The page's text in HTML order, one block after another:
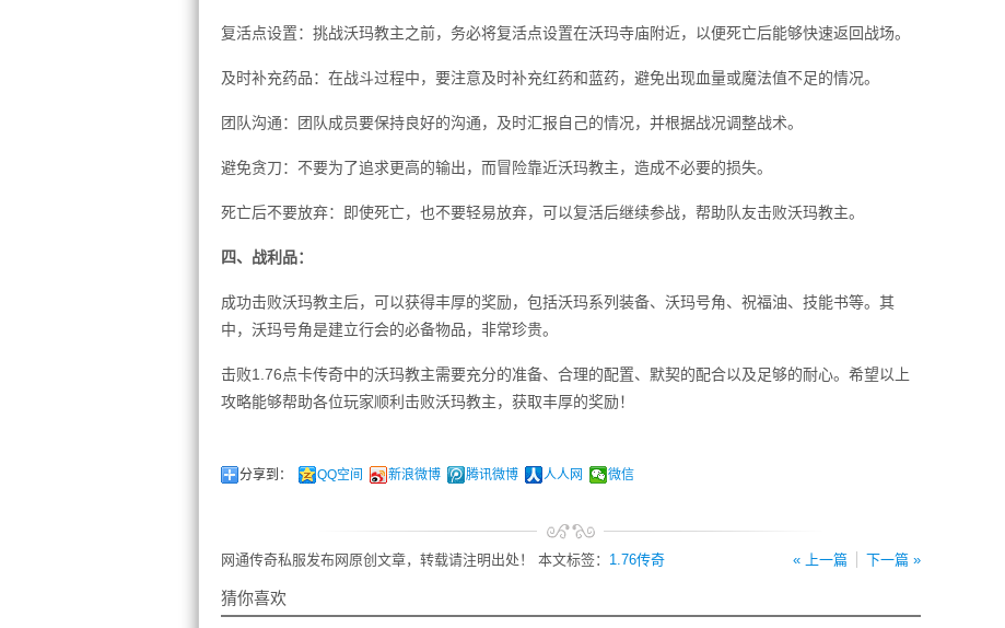
复活点设置：挑战沃玛教主之前，务必将复活点设置在沃玛寺庙附近，以便死亡后能够快速返回战场。
及时补充药品：在战斗过程中，要注意及时补充红药和蓝药，避免出现血量或魔法值不足的情况。
团队沟通：团队成员要保持良好的沟通，及时汇报自己的情况，并根据战况调整战术。
避免贪刀：不要为了追求更高的输出，而冒险靠近沃玛教主，造成不必要的损失。
死亡后不要放弃：即使死亡，也不要轻易放弃，可以复活后继续参战，帮助队友击败沃玛教主。
四、战利品：
成功击败沃玛教主后，可以获得丰厚的奖励，包括沃玛系列装备、沃玛号角、祝福油、技能书等。其
中，沃玛号角是建立行会的必备物品，非常珍贵。
击败1.76点卡传奇中的沃玛教主需要充分的准备、合理的配置、默契的配合以及足够的耐心。希望以上
攻略能够帮助各位玩家顺利击败沃玛教主，获取丰厚的奖励！
分享到： QQ空间 新浪微博 腾讯微博 人人网 微信
« 上一篇 下一篇 »
网通传奇私服发布网原创文章，转载请注明出处！ 本文标签： 1.76传奇
猜你喜欢